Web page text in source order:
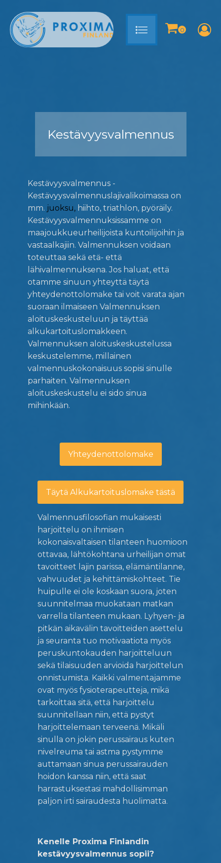
Kestävyysvalmennus
Kestävyysvalmennus -
Kestävyysvalmennuslajivalikoimassa on
mm. juoksu, hiihto, triathlon, pyöräily.
Kestävyysvalmennuksissamme on
maajoukkueurheilijoista kuntoilijoihin ja
vastaalkajiin. Valmennuksen voidaan
toteuttaa sekä etä- että
lähivalmennuksena. Jos haluat, että
otamme sinuun yhteyttä täytä
yhteydenottolomake tai voit varata ajan
suoraan ilmaiseen Valmennuksen
aloituskeskusteluun ja täyttää
alkukartoituslomakkeen.
Valmennuksen aloituskeskustelussa
keskustelemme, millainen
valmennuskokonaisuus sopisi sinulle
parhaiten. Valmennuksen
aloituskeskustelu ei sido sinua
mihinkään.
Yhteydenottolomake
Täytä Alkukartoituslomake tästä
Valmennusfilosofian mukaisesti
harjoittelu on ihmisen
kokonaisvaltaisen tilanteen huomioon
ottavaa, lähtökohtana urheilijan omat
tavoitteet lajin parissa, elämäntilanne,
vahvuudet ja kehittämiskohteet. Tie
huipulle ei ole koskaan suora, joten
suunnitelmaa muokataan matkan
varrella tilanteen mukaan. Lyhyen- ja
pitkän aikavälin tavoitteiden asettelu
ja seuranta tuo motivaatiota myös
peruskuntokauden harjoitteluun
sekä tilaisuuden arvioida harjoittelun
onnistumista. Kaikki valmentajamme
ovat myös fysioterapeutteja, mikä
tarkoittaa sitä, että harjoittelu
suunnitellaan niin, että pystyt
harjoittelemaan terveenä. Mikäli
sinulla on jokin perussairaus kuten
nivelreuma tai astma pystymme
auttamaan sinua perussairauden
hoidon kanssa niin, että saat
harrastuksestasi mahdollisimman
paljon irti sairaudesta huolimatta.
Kenelle Proxima Finlandin
kestävyysvalmennus sopii?